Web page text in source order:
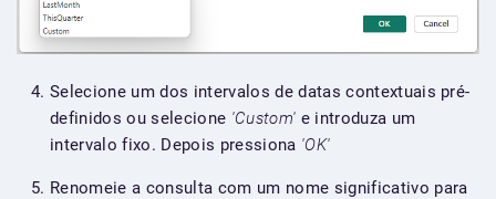
Selecione um dos intervalos de datas contextuais pré-
definidos ou selecione 'Custom' e introduza um
intervalo fixo. Depois pressiona 'OK'
Renomeie a consulta com um nome significativo para